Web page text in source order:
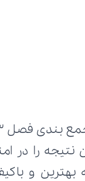
فصل 3 از کتاب